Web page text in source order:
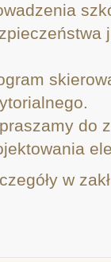
do
w